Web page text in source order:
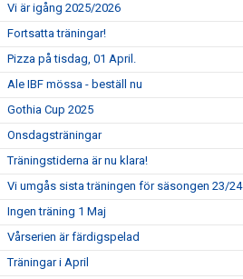
Vi är igång 2025/2026
Fortsatta träningar!
Pizza på tisdag, 01 April.
Ale IBF mössa - beställ nu
Gothia Cup 2025
Onsdagsträningar
Träningstiderna är nu klara!
Vi umgås sista träningen för säsongen 23/24
Ingen träning 1 Maj
Vårserien är färdigspelad
Träningar i April